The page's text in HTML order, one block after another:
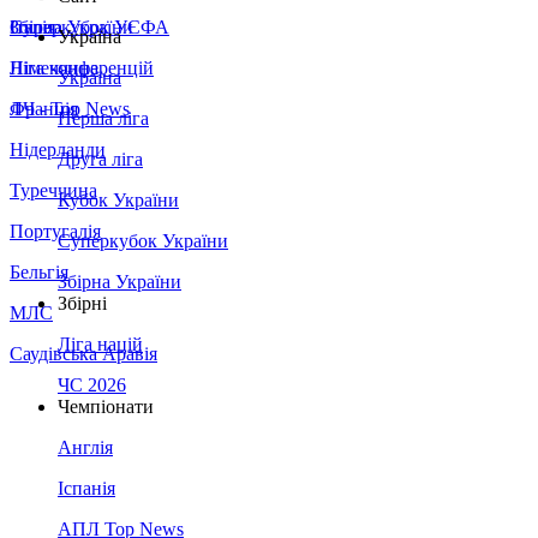
Збірна України
Італія
Німеччина
Франція
Нідерланди
Туреччина
Португалія
Бельгія
МЛС
Саудівська Аравія
Суперкубок УЄФА
Ліга конференцій
ЛЧ - Top News
Україна
Україна
Перша ліга
Друга ліга
Кубок України
Суперкубок України
Збірна України
Збірні
Ліга націй
ЧС 2026
Чемпіонати
Англія
Іспанія
АПЛ Top News